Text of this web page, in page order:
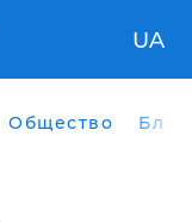
UA
Общество